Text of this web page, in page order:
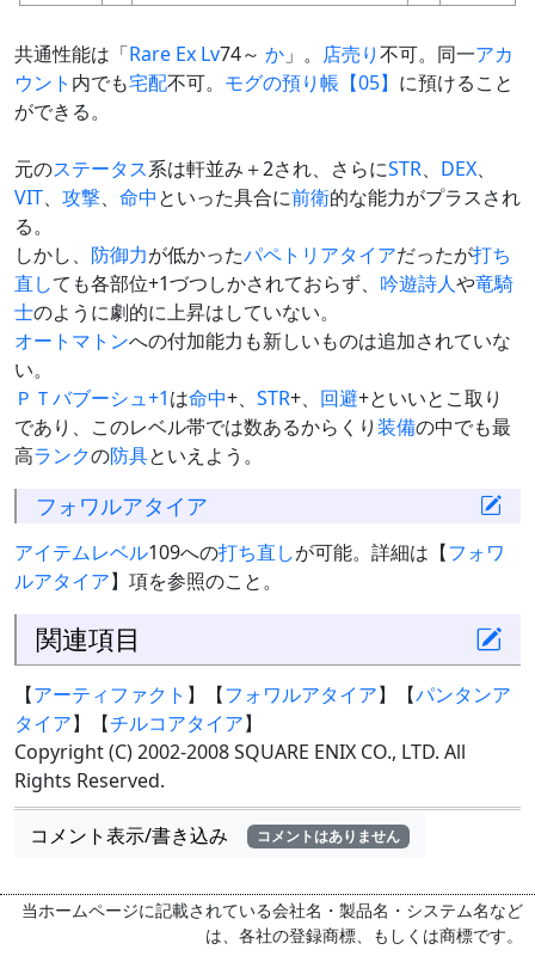
共通性能は「Rare Ex Lv74～ か 」。 店売り不可。同一アカ
ウント 内でも宅配不可。 モグの預り帳【05】 に預けること
ができる。
元のステータス系は軒並み＋2され、さらにSTR、 DEX、
VIT、 攻撃、 命中といった具合に前衛的な能力がプラスされ
る。
しかし、 防御力が低かったパペトリアタイアだったが打ち
直しても各部位+1づつしかされておらず、 吟遊詩人や竜騎
士のように劇的に上昇はしていない。
オートマトンへの付加能力も新しいものは追加されていな
い。
ＰＴバブーシュ+1は命中+、 STR+、 回避+といいとこ取り
であり、このレベル帯では数あるからくり装備の中でも最
高ランクの防具といえよう。
フォワルアタイア
アイテムレベル109への打ち直しが可能。詳細は【フォワ
ルアタイア】項を参照のこと。
関連項目
【アーティファクト 】【フォワルアタイア】【パンタンア
タイア】【チルコアタイア】
Copyright (C) 2002-2008 SQUARE ENIX CO., LTD. All
Rights Reserved.
コメント表示/書き込み コメントはありません
当ホームページに記載されている会社名・製品名・システム名など
は、各社の登録商標、もしくは商標です。